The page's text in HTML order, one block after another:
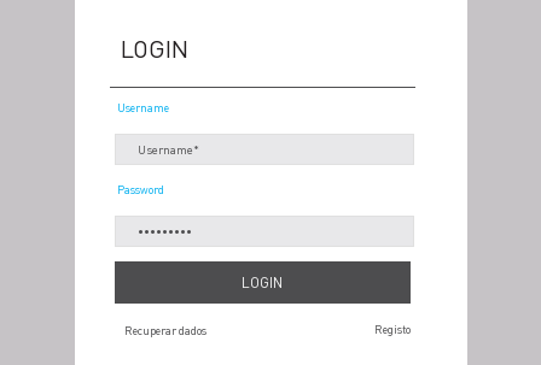
LOGIN
Username
Password
Recuperar dados Registo